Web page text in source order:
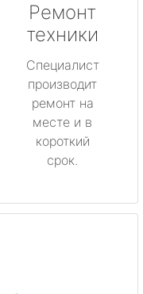
Ремонт
техники
Специалист
производит
ремонт на
месте и в
короткий
срок.